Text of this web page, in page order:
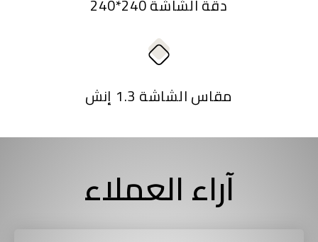
دقة الشاشة 240*240
مقاس الشاشة 1.3 إنش
آراء العملاء